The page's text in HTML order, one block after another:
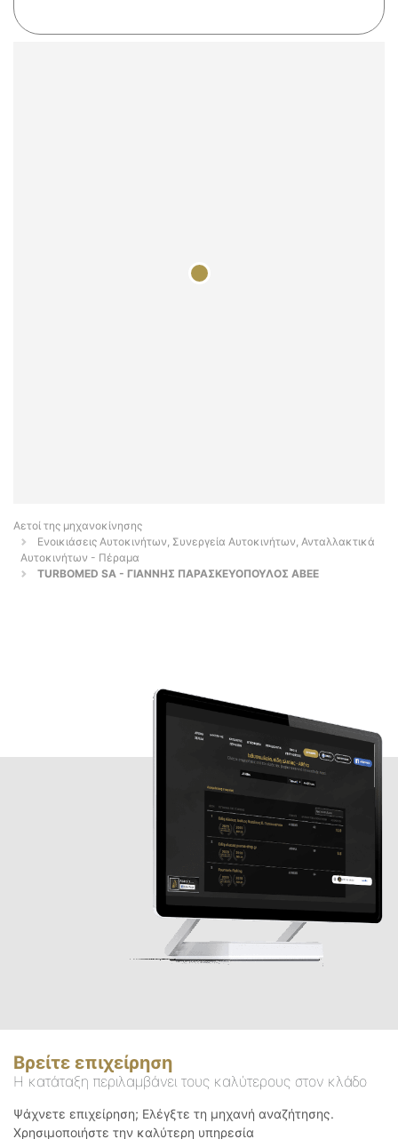
Αετοί της μηχανοκίνησης
Ενοικιάσεις Αυτοκινήτων, Συνεργεία Αυτοκινήτων, Ανταλλακτικά
Αυτοκινήτων - Πέραμα
TURBOMED SA - ΓΙΑΝΝΗΣ ΠΑΡΑΣΚΕΥΟΠΟΥΛΟΣ ΑΒΕΕ
Βρείτε επιχείρηση
Η κατάταξη περιλαμβάνει τους καλύτερους στον κλάδο
Ψάχνετε επιχείρηση; Ελέγξτε τη μηχανή αναζήτησης.
Χρησιμοποιήστε την καλύτερη υπηρεσία